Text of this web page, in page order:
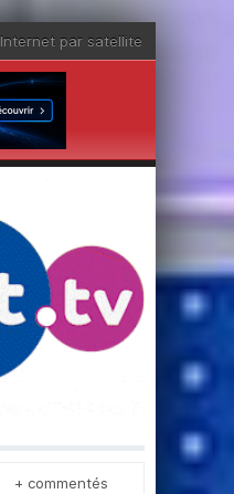
Internet par satellite
+ commentés